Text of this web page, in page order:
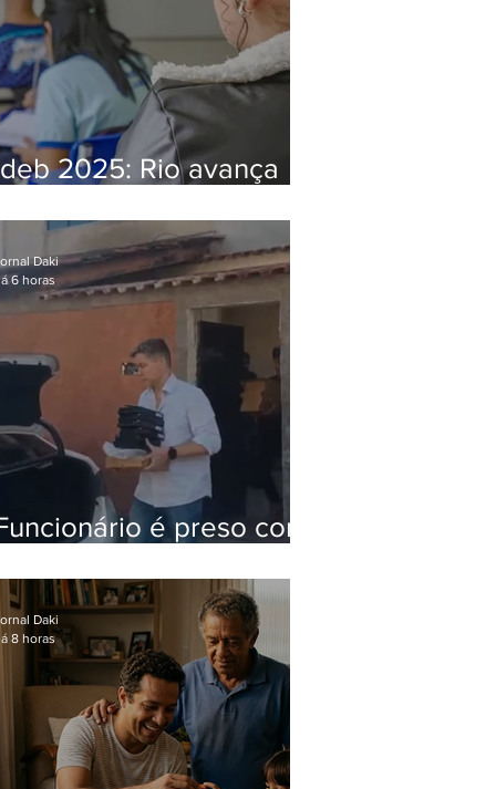
2025: Rio avança
da média nacional
é preso com
Hospital do Andaraí
Daki
6 horas
Daki
8 horas